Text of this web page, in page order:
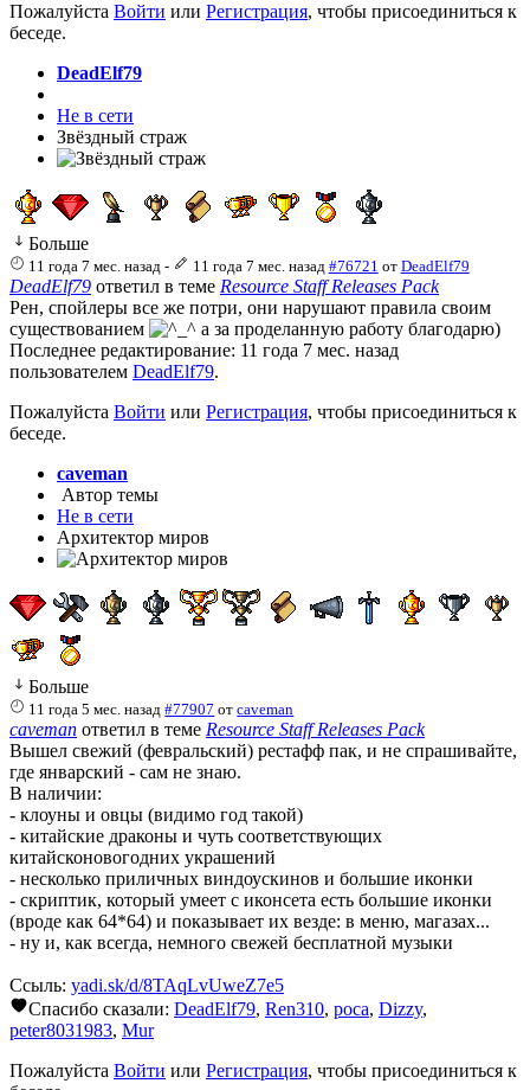
Пожалуйста Войти или Регистрация, чтобы присоединиться к
беседе.
DeadElf79
Не в сети
Звёздный страж
Больше
11 года 7 мес. назад - 11 года 7 мес. назад #76721 от DeadElf79
DeadElf79 ответил в теме Resource Staff Releases Pack
Рен, спойлеры все же потри, они нарушают правила своим
существованием
а за проделанную работу благодарю)
Последнее редактирование: 11 года 7 мес. назад
пользователем DeadElf79.
Пожалуйста Войти или Регистрация, чтобы присоединиться к
беседе.
caveman
Автор темы
Не в сети
Архитектор миров
Больше
11 года 5 мес. назад #77907 отcaveman
caveman ответил в теме Resource Staff Releases Pack
Вышел свежий (февральский) рестафф пак, и не спрашивайте,
где январский - сам не знаю.
В наличии:
- клоуны и овцы (видимо год такой)
- китайские драконы и чуть соответствующих
китайсконовогодних украшений
- несколько приличных виндоускинов и большие иконки
- скриптик, который умеет с иконсета есть большие иконки
(вроде как 64*64) и показывает их везде: в меню, магазах...
- ну и, как всегда, немного свежей бесплатной музыки
Ссыль: yadi.sk/d/8TAqLvUweZ7e5
Спасибо сказали: DeadElf79, Ren310, poca, Dizzy,
peter8031983, Mur
Пожалуйста Войти или Регистрация, чтобы присоединиться к